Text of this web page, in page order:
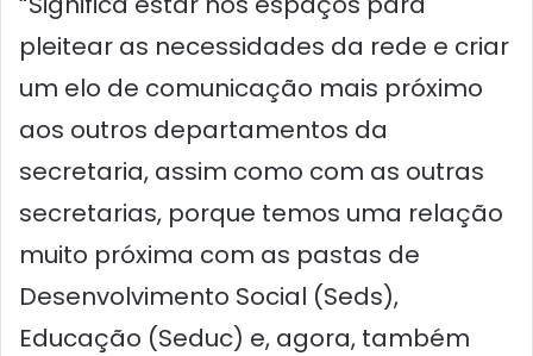
pleitear as necessidades da rede e criar
um elo de comunicação mais próximo
aos outros departamentos da
secretaria, assim como com as outras
secretarias, porque temos uma relação
muito próxima com as pastas de
Desenvolvimento Social (Seds),
Educação (Seduc) e, agora, também